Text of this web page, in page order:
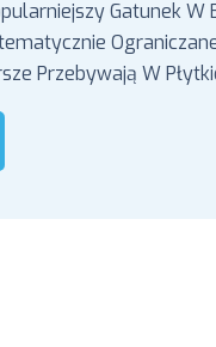
Gatunek
Przebywają W